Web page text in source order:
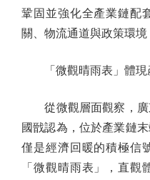
鞏固並強化全產業鏈配
關、物流通道與政策環境
「微觀晴雨表」體現
從微觀層面觀察，廣
國戩認為，位於產業鏈
僅是經濟回暖的積極信
「微觀晴雨表」，直觀